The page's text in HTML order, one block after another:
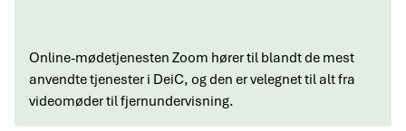
Online-mødetjenesten Zoom hører til blandt de mest
anvendte tjenester i DeiC, og den er velegnet til alt fra
videomøder til fjernundervisning.